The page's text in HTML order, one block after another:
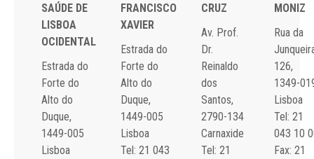
SAÚDE DE
LISBOA
OCIDENTAL
Estrada do
Forte do
Alto do
Duque,
1449-005
Lisboa
FRANCISCO
XAVIER
Estrada do
Forte do
Alto do
Duque,
1449-005
Lisboa
Tel: 21 043
CRUZ
Av. Prof.
Dr.
Reinaldo
dos
Santos,
2790-134
Carnaxide
Tel: 21
MONIZ
Rua da
126,
1349-
Lisboa
Tel: 21
043 10
Fax: 21